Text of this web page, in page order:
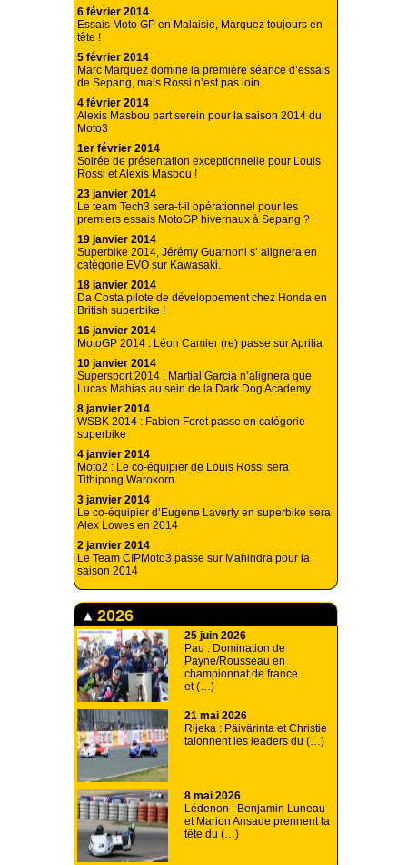
6 février 2014
Essais Moto GP en Malaisie, Marquez toujours en
tête !
5 février 2014
Marc Marquez domine la première séance d’essais
de Sepang, mais Rossi n’est pas loin.
4 février 2014
Alexis Masbou part serein pour la saison 2014 du
Moto3
1er février 2014
Soirée de présentation exceptionnelle pour Louis
Rossi et Alexis Masbou !
23 janvier 2014
Le team Tech3 sera-t-il opérationnel pour les
premiers essais MotoGP hivernaux à Sepang ?
19 janvier 2014
Superbike 2014, Jérémy Guarnoni s’ alignera en
catégorie EVO sur Kawasaki.
18 janvier 2014
Da Costa pilote de développement chez Honda en
British superbike !
16 janvier 2014
MotoGP 2014 : Léon Camier (re) passe sur Aprilia
10 janvier 2014
Supersport 2014 : Martial Garcia n’alignera que
Lucas Mahias au sein de la Dark Dog Academy
8 janvier 2014
WSBK 2014 : Fabien Foret passe en catégorie
superbike
4 janvier 2014
Moto2 : Le co-équipier de Louis Rossi sera
Tithipong Warokorn.
3 janvier 2014
Le co-équipier d’Eugene Laverty en superbike sera
Alex Lowes en 2014
2 janvier 2014
Le Team CIPMoto3 passe sur Mahindra pour la
saison 2014
2026
25 juin 2026
Pau : Domination de
Payne/Rousseau en
championnat de france
et (…)
21 mai 2026
Rijeka : Päivärinta et Christie
talonnent les leaders du (…)
8 mai 2026
Lédenon : Benjamin Luneau
et Marion Ansade prennent la
tête du (…)